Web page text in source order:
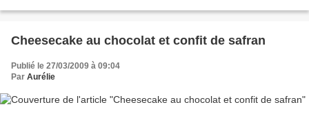
Cheesecake au chocolat et confit de safran
Publié le 27/03/2009 à 09:04
Par Aurélie